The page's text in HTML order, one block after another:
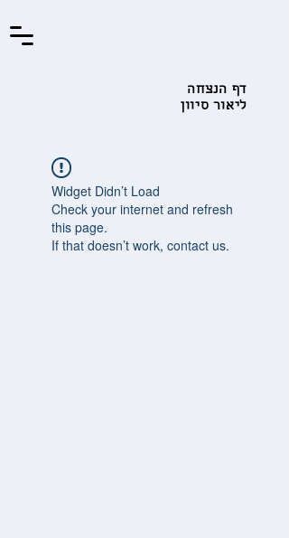
דף הנצחה
ליאור סיוון
Widget Didn’t Load
Check your internet and refresh
this page.
If that doesn’t work, contact us.